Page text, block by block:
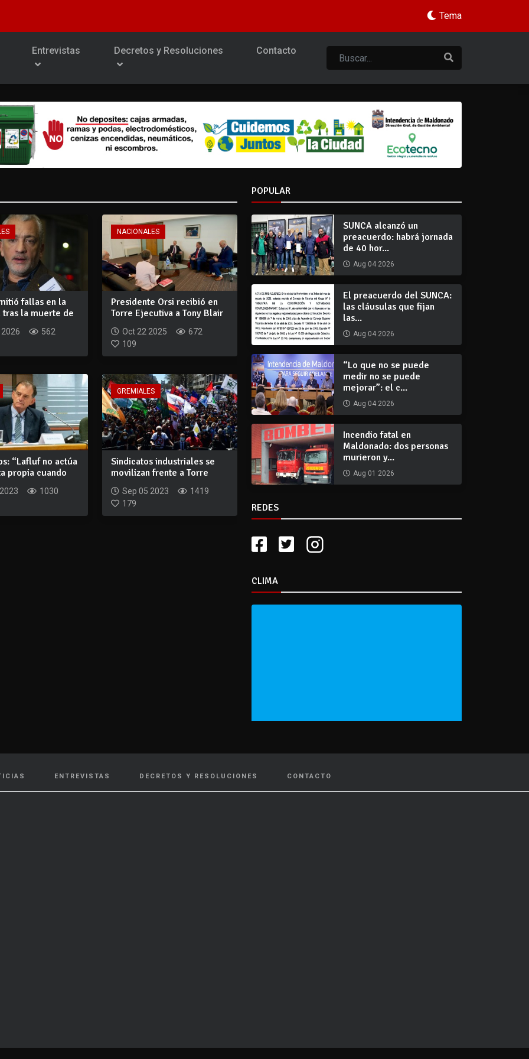
Tema
Entrevistas Decretos y Resoluciones Contacto
fallas en la
tras la muerte de
2026
562
NACIONALES
Presidente Orsi recibió en
Torre Ejecutiva a Tony Blair
Oct 22 2025
672
109
“Lafluf no actúa
propia cuando
1030
GREMIALES
Sindicatos industriales se
movilizan frente a Torre
Sep 05 2023
1419
179
POPULAR
SUNCA alcanzó un
preacuerdo: habrá jornada
de 40 hor...
Aug 04 2026
El preacuerdo del SUNCA:
las cláusulas que fijan
las...
Aug 04 2026
“Lo que no se puede
medir no se puede
mejorar”: el c...
Aug 04 2026
Incendio fatal en
Maldonado: dos personas
murieron y...
Aug 01 2026
REDES
CLIMA
ENTREVISTAS DECRETOS Y RESOLUCIONES CONTACTO